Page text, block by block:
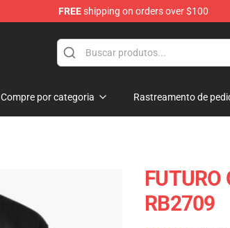
FREEshipping on orders over $100
Compre por categoria Rastreamento de
RB2709